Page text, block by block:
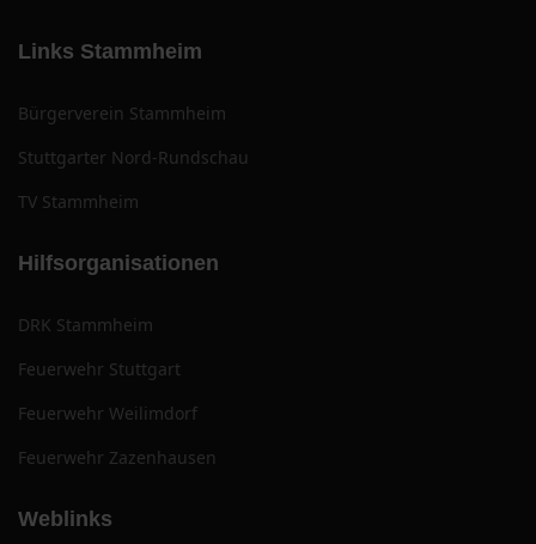
Links Stammheim
Bürgerverein Stammheim
Stuttgarter Nord-Rundschau
TV Stammheim
Hilfsorganisationen
DRK Stammheim
Feuerwehr Stuttgart
Feuerwehr Weilimdorf
Feuerwehr Zazenhausen
Weblinks